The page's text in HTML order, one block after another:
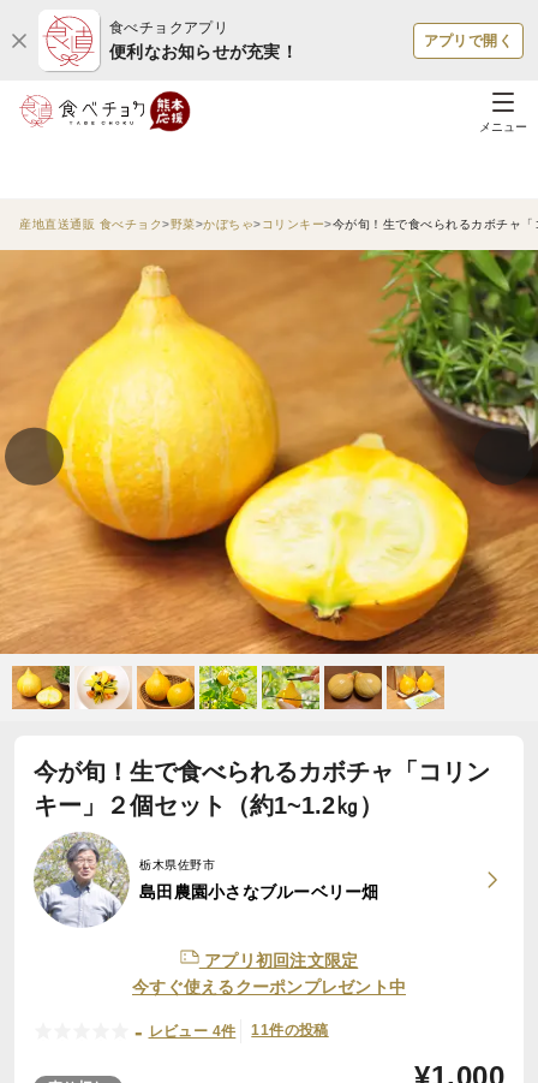
食べチョクアプリ
便利なお知らせが充実！
アプリで開く
メニュー
産地直送通販 食べチョク 野菜 かぼちゃ コリンキー 今が旬！生で食べられるカボチャ
今が旬！生で食べられるカボチャ「コリン
キー」２個セット（約1~1.2㎏）
栃木県佐野市
島田農園小さなブルーベリー畑
アプリ初回注文限定
今すぐ使えるクーポンプレゼント中
- レビュー 4件 11件の投稿
¥1,000